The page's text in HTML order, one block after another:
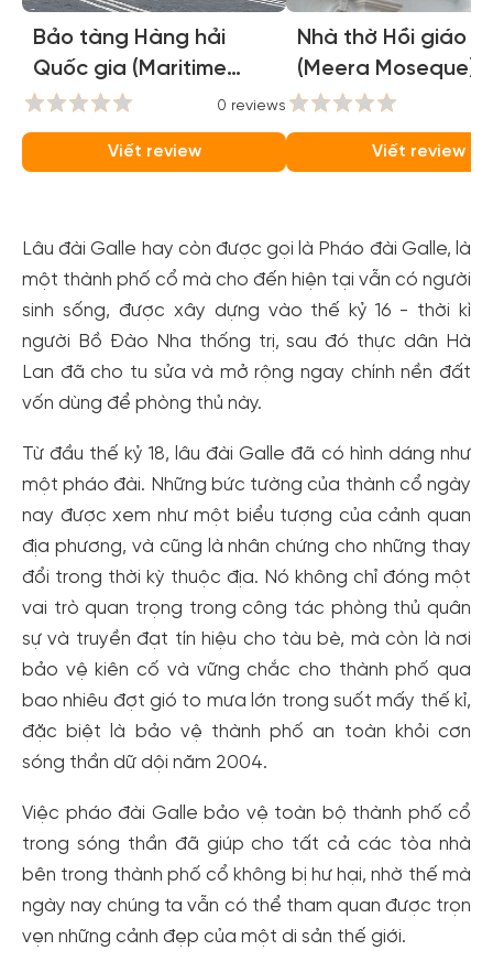
Bảo tàng Hàng hải
Quốc gia (Maritime
Museum)
0 reviews
Viết review
Nhà thờ Hồi giáo
(Meera Moseque)
Viết review
Lâu đài Galle hay còn được gọi là Pháo đài Galle, là
một thành phố cổ mà cho đến hiện tại vẫn có người
sinh sống, được xây dựng vào thế kỷ 16 - thời kì
người Bồ Đào Nha thống trị, sau đó thực dân Hà
Lan đã cho tu sửa và mở rộng ngay chính nền đất
vốn dùng để phòng thủ này.
Từ đầu thế kỷ 18, lâu đài Galle đã có hình dáng như
một pháo đài. Những bức tường của thành cổ ngày
nay được xem như một biểu tượng của cảnh quan
địa phương, và cũng là nhân chứng cho những thay
đổi trong thời kỳ thuộc địa. Nó không chỉ đóng một
vai trò quan trọng trong công tác phòng thủ quân
sự và truyền đạt tín hiệu cho tàu bè, mà còn là nơi
bảo vệ kiên cố và vững chắc cho thành phố qua
bao nhiêu đợt gió to mưa lớn trong suốt mấy thế kỉ,
đặc biệt là bảo vệ thành phố an toàn khỏi cơn
sóng thần dữ dội năm 2004.
Việc pháo đài Galle bảo vệ toàn bộ thành phố cổ
trong sóng thần đã giúp cho tất cả các tòa nhà
bên trong thành phố cổ không bị hư hại, nhờ thế mà
ngày nay chúng ta vẫn có thể tham quan được trọn
vẹn những cảnh đẹp của một di sản thế giới.
Tạo tài khoản nhanh - nhận nhiều ưu
đãi!
Tạo tài khoản để có thể nhận ngay các ưu đãi hấp dẫn
dành cho thành viên đến từ các đối tác của Gody.vn dành
cho cộng đồng.
Đăng ký